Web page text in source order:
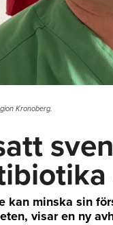
Kronoberg.
kan minska sin
visar en ny